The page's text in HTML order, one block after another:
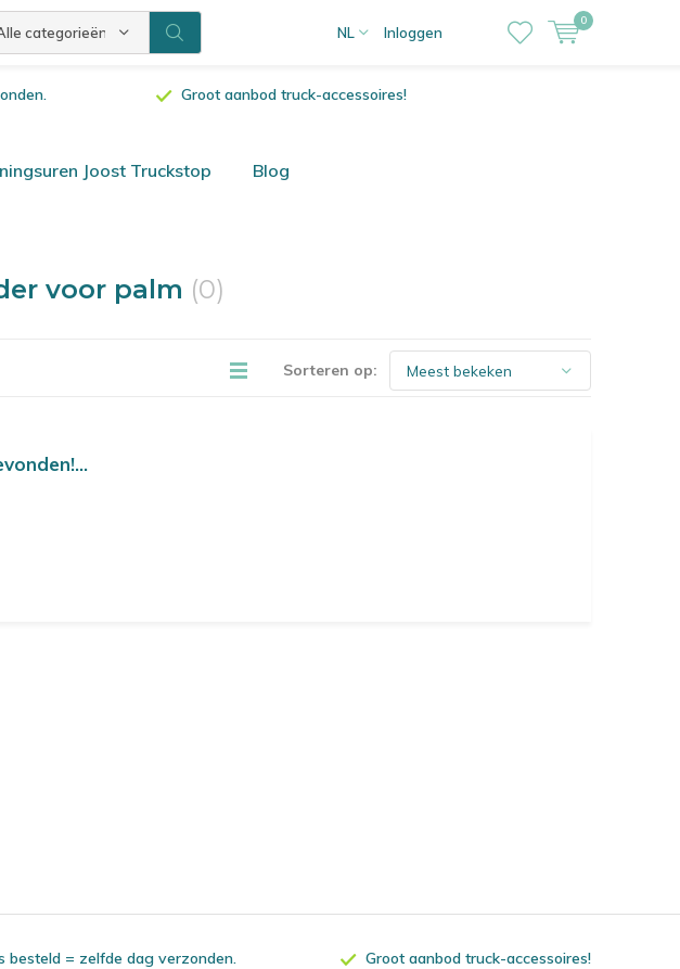
categorieën NL Inloggen
0
Groot aanbod truck-accessoires!
Joost Truckstop Blog
voor palm (0)
Sorteren op:
besteld = zelfde dag verzonden. Groot aanbod truck-accessoires!